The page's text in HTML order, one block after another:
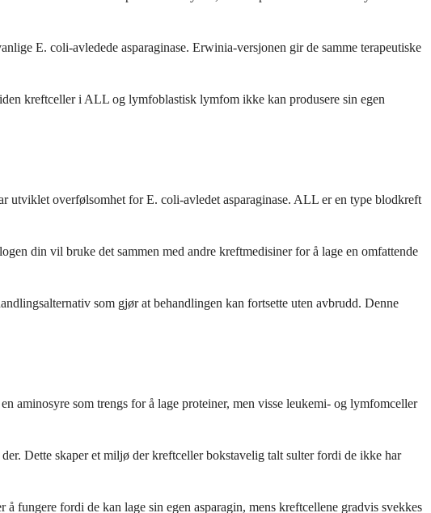
E. coli-avledede asparaginase. Erwinia-versjonen gir de samme terapeutiske
kreftceller i ALL og lymfoblastisk lymfom ikke kan produsere sin egen
overfølsomhet for E. coli-avledet asparaginase. ALL er en type blodkreft
din vil bruke det sammen med andre kreftmedisiner for å lage en omfattende
som gjør at behandlingen kan fortsette uten avbrudd. Denne
aminosyre som trengs for å lage proteiner, men visse leukemi- og lymfomceller
Dette skaper et miljø der kreftceller bokstavelig talt sulter fordi de ikke har
fungere fordi de kan lage sin egen asparagin, mens kreftcellene gradvis svekkes